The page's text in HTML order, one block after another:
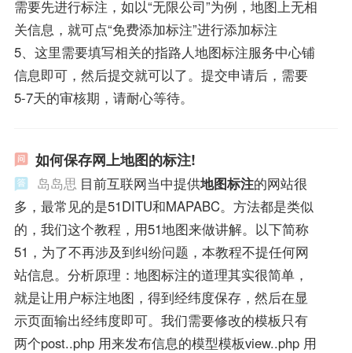
需要先进行标注，如以“无限公司”为例，地图上无相
关信息，就可点“免费添加标注”进行添加标注
5、这里需要填写相关的指路人地图标注服务中心铺
信息即可，然后提交就可以了。提交申请后，需要
5-7天的审核期，请耐心等待。
如何保存网上地图的标注!
岛岛思 目前互联网当中提供地图标注的网站很
多，最常见的是51DITU和MAPABC。方法都是类似
的，我们这个教程，用51地图来做讲解。以下简称
51，为了不再涉及到纠纷问题，本教程不提任何网
站信息。分析原理：地图标注的道理其实很简单，
就是让用户标注地图，得到经纬度保存，然后在显
示页面输出经纬度即可。我们需要修改的模板只有
两个post..php 用来发布信息的模型模板view..php 用